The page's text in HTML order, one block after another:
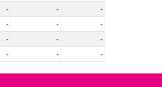
- -
-
- -
-
- -
-
- - -